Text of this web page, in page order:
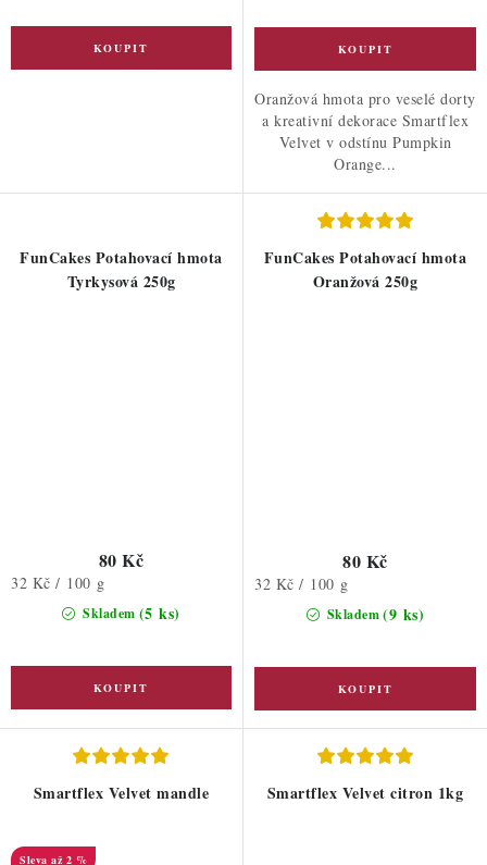
Oranžová hmota pro veselé dorty
a kreativní dekorace Smartflex
Velvet v odstínu Pumpkin
Orange...
FunCakes Potahovací hmota
Tyrkysová 250g
Skladem (5 ks)
80 Kč
Měrná
32 Kč / 100 g
FunCakes Potahovací hmota
Oranžová 250g
Skladem(9 ks)
80 Kč
Měrná
32 Kč / 100 g
Smartflex Velvet mandle
až 2 %
Smartflex Velvet citron 1kg